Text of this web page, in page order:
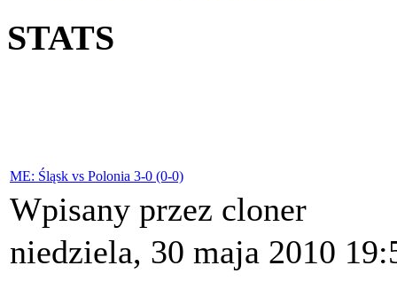
STATS
ME: Śląsk vs Polonia 3-0 (0-0)
Wpisany przez cloner
niedziela, 30 maja 2010